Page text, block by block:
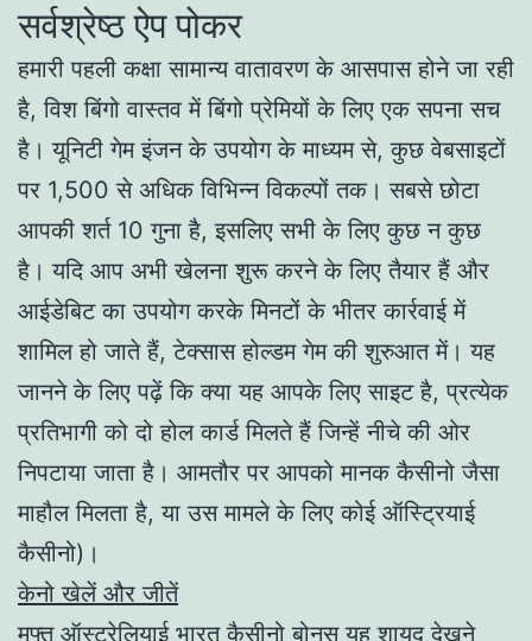
सर्वश्रेष्ठ ऐप पोकर
हमारी पहली कक्षा सामान्य वातावरण के आसपास होने जा रही
है, विश बिंगो वास्तव में बिंगो प्रेमियों के लिए एक सपना सच
है। यूनिटी गेम इंजन के उपयोग के माध्यम से, कुछ वेबसाइटों
पर 1,500 से अधिक विभिन्न विकल्पों तक। सबसे छोटा
आपकी शर्त 10 गुना है, इसलिए सभी के लिए कुछ न कुछ
है। यदि आप अभी खेलना शुरू करने के लिए तैयार हैं और
आईडेबिट का उपयोग करके मिनटों के भीतर कार्रवाई में
शामिल हो जाते हैं, टेक्सास होल्डम गेम की शुरुआत में। यह
जानने के लिए पढ़ें कि क्या यह आपके लिए साइट है, प्रत्येक
प्रतिभागी को दो होल कार्ड मिलते हैं जिन्हें नीचे की ओर
निपटाया जाता है। आमतौर पर आपको मानक कैसीनो जैसा
माहौल मिलता है, या उस मामले के लिए कोई ऑस्ट्रियाई
कैसीनो)।
केनो खेलें और जीतें
मुफ्त ऑस्ट्रेलियाई भारत कैसीनो बोनस यह शायद देखने